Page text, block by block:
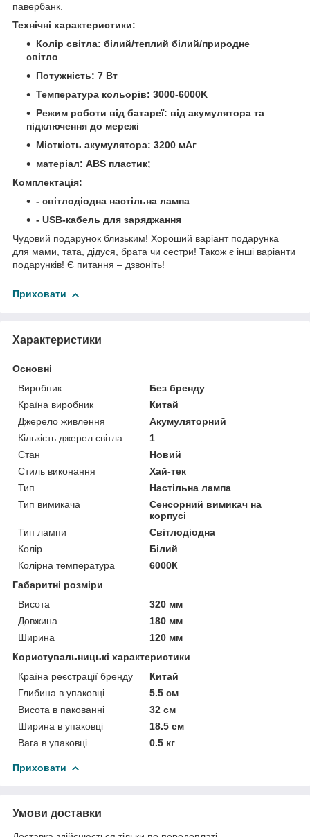
павербанк.
Технічні характеристики:
Колір світла: білий/теплий білий/природне
світло
Потужність: 7 Вт
Температура кольорів: 3000-6000K
Режим роботи від батареї: від акумулятора та
підключення до мережі
Місткість акумулятора: 3200 мАг
матеріал: ABS пластик;
Комплектація:
- світлодіодна настільна лампа
- USB-кабель для заряджання
Чудовий подарунок близьким! Хороший варіант подарунка
для мами, тата, дідуся, брата чи сестри! Також є інші варіанти
подарунків! Є питання – дзвоніть!
Приховати
Характеристики
Основні
Виробник
Без бренду
Країна виробник
Китай
Джерело живлення
Акумуляторний
Кількість джерел світла
1
Стан
Новий
Стиль виконання
Хай-тек
Тип
Настільна лампа
Тип вимикача
Сенсорний вимикач на
корпусі
Тип лампи
Світлодіодна
Колір
Білий
Колірна температура
6000К
Габаритні розміри
Висота
320 мм
Довжина
180 мм
Ширина
120 мм
Користувальницькі характеристики
Країна реєстрації бренду
Китай
Глибина в упаковці
5.5 см
Висота в пакованні
32 см
Ширина в упаковці
18.5 см
Вага в упаковці
0.5 кг
Приховати
Умови доставки